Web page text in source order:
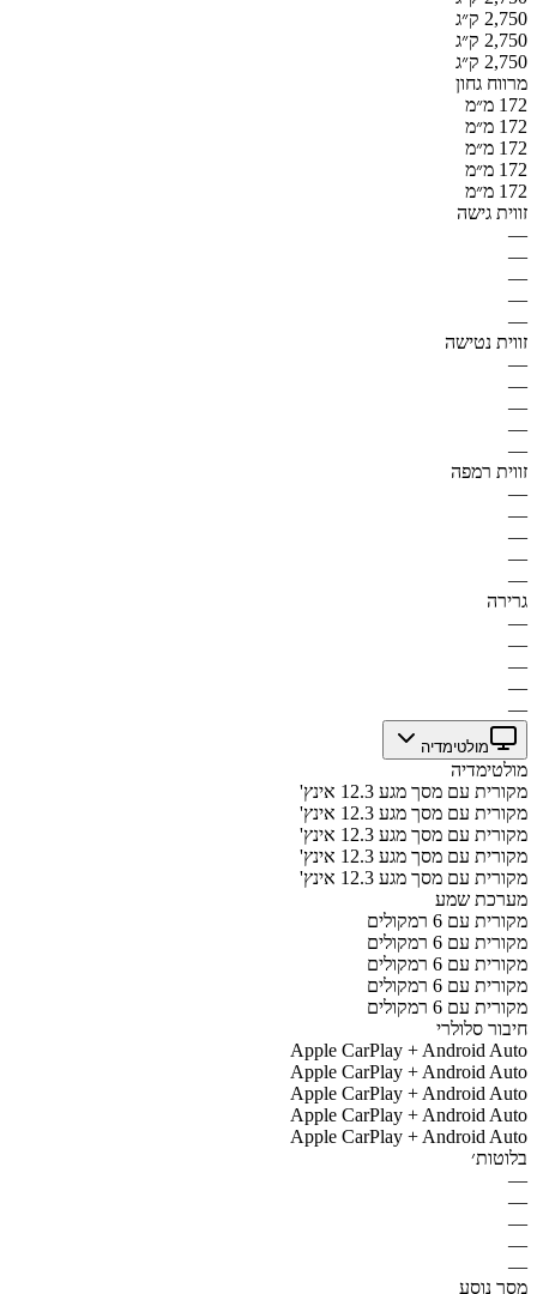
2,750 ק״ג
2,750 ק״ג
2,750 ק״ג
מרווח גחון
172 מ״מ
172 מ״מ
172 מ״מ
172 מ״מ
172 מ״מ
זווית גישה
—
—
—
—
—
זווית נטישה
—
—
—
—
—
זווית רמפה
—
—
—
—
—
גרירה
—
—
—
—
—
מולטימדיה
מולטימדיה
מקורית עם מסך מגע 12.3 אינץ'
מקורית עם מסך מגע 12.3 אינץ'
מקורית עם מסך מגע 12.3 אינץ'
מקורית עם מסך מגע 12.3 אינץ'
מקורית עם מסך מגע 12.3 אינץ'
מערכת שמע
מקורית עם 6 רמקולים
מקורית עם 6 רמקולים
מקורית עם 6 רמקולים
מקורית עם 6 רמקולים
מקורית עם 6 רמקולים
חיבור סלולרי
Apple CarPlay + Android Auto
Apple CarPlay + Android Auto
Apple CarPlay + Android Auto
Apple CarPlay + Android Auto
Apple CarPlay + Android Auto
בלוטות׳
—
—
—
—
—
מסך נוסע